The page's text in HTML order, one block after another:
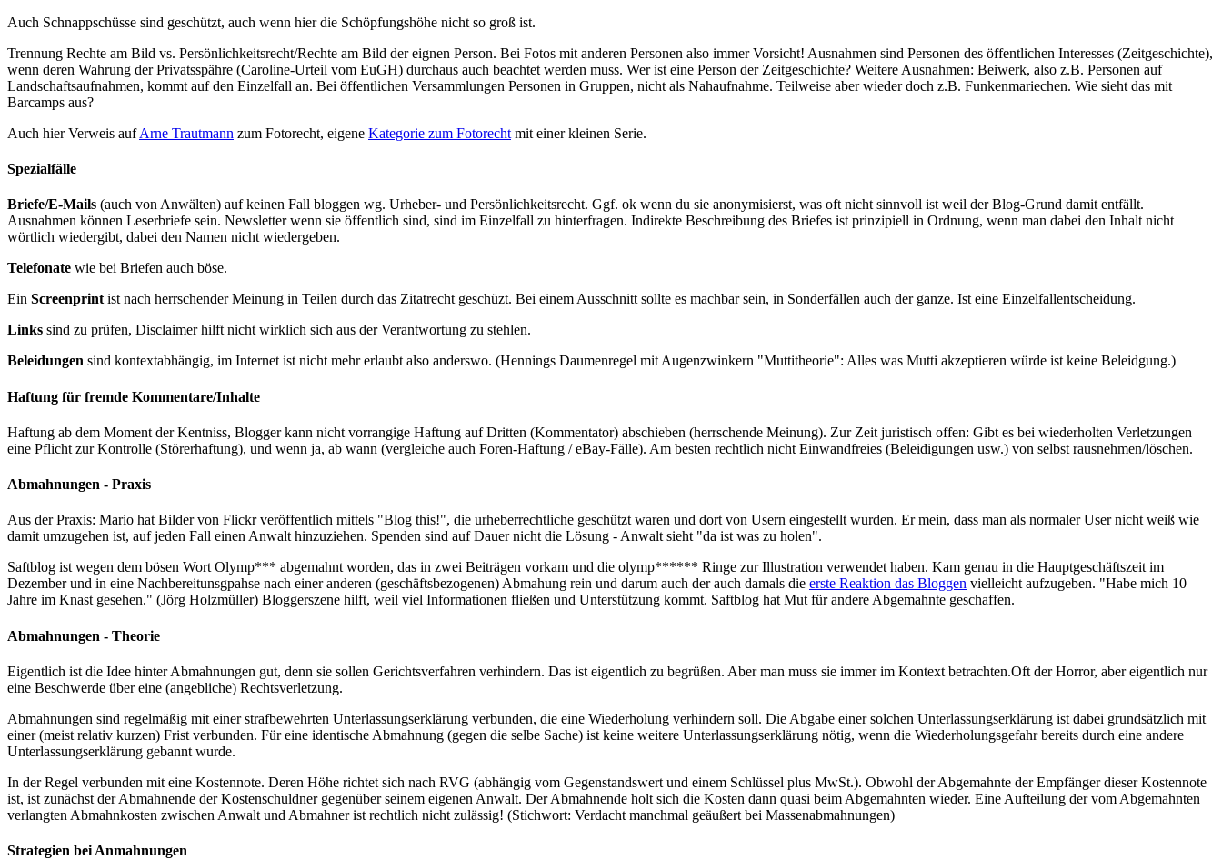
Auch Schnappschüsse sind geschützt, auch wenn hier die Schöpfungshöhe nicht so groß ist.
Trennung Rechte am Bild vs. Persönlichkeitsrecht/Rechte am Bild der eignen Person. Bei Fotos mit anderen Personen also immer Vorsicht! Ausnahmen sind Personen des öffentlichen Interesses (Zeitgeschichte),
wenn deren Wahrung der Privatsspähre (Caroline-Urteil vom EuGH) durchaus auch beachtet werden muss. Wer ist eine Person der Zeitgeschichte? Weitere Ausnahmen: Beiwerk, also z.B. Personen auf
Landschaftsaufnahmen, kommt auf den Einzelfall an. Bei öffentlichen Versammlungen Personen in Gruppen, nicht als Nahaufnahme. Teilweise aber wieder doch z.B. Funkenmariechen. Wie sieht das mit
Barcamps aus?
Auch hier Verweis aufArne Trautmann zum Fotorecht, eigene Kategorie zum Fotorecht mit einer kleinen Serie.
Spezialfälle
Briefe/E-Mails (auch von Anwälten) auf keinen Fall bloggen wg. Urheber- und Persönlichkeitsrecht. Ggf. ok wenn du sie anonymisierst, was oft nicht sinnvoll ist weil der Blog-Grund damit entfällt.
Ausnahmen können Leserbriefe sein. Newsletter wenn sie öffentlich sind, sind im Einzelfall zu hinterfragen. Indirekte Beschreibung des Briefes ist prinzipiell in Ordnung, wenn man dabei den Inhalt nicht
wörtlich wiedergibt, dabei den Namen nicht wiedergeben.
Telefonate wie bei Briefen auch böse.
Ein Screenprint ist nach herrschender Meinung in Teilen durch das Zitatrecht geschüzt. Bei einem Ausschnitt sollte es machbar sein, in Sonderfällen auch der ganze. Ist eine Einzelfallentscheidung.
Links sind zu prüfen, Disclaimer hilft nicht wirklich sich aus der Verantwortung zu stehlen.
Beleidungen sind kontextabhängig, im Internet ist nicht mehr erlaubt also anderswo. (Hennings Daumenregel mit Augenzwinkern "Muttitheorie": Alles was Mutti akzeptieren würde ist keine Beleidgung.)
Haftung für fremde Kommentare/Inhalte
Haftung ab dem Moment der Kentniss, Blogger kann nicht vorrangige Haftung auf Dritten (Kommentator) abschieben (herrschende Meinung). Zur Zeit juristisch offen: Gibt es bei wiederholten Verletzungen
eine Pflicht zur Kontrolle (Störerhaftung), und wenn ja, ab wann (vergleiche auch Foren-Haftung / eBay-Fälle). Am besten rechtlich nicht Einwandfreies (Beleidigungen usw.) von selbst rausnehmen/löschen.
Abmahnungen - Praxis
Aus der Praxis: Mario hat Bilder von Flickr veröffentlich mittels "Blog this!", die urheberrechtliche geschützt waren und dort von Usern eingestellt wurden. Er mein, dass man als normaler User nicht weiß wie
damit umzugehen ist, auf jeden Fall einen Anwalt hinzuziehen. Spenden sind auf Dauer nicht die Lösung - Anwalt sieht "da ist was zu holen".
Saftblog ist wegen dem bösen Wort Olymp*** abgemahnt worden, das in zwei Beiträgen vorkam und die olymp****** Ringe zur Illustration verwendet haben. Kam genau in die Hauptgeschäftszeit im
Dezember und in eine Nachbereitunsgpahse nach einer anderen (geschäftsbezogenen) Abmahung rein und darum auch der auch damals die erste Reaktion das Bloggen vielleicht aufzugeben. "Habe mich 10
Jahre im Knast gesehen." (Jörg Holzmüller) Bloggerszene hilft, weil viel Informationen fließen und Unterstützung kommt. Saftblog hat Mut für andere Abgemahnte geschaffen.
Abmahnungen - Theorie
Eigentlich ist die Idee hinter Abmahnungen gut, denn sie sollen Gerichtsverfahren verhindern. Das ist eigentlich zu begrüßen. Aber man muss sie immer im Kontext betrachten.Oft der Horror, aber eigentlich nur
eine Beschwerde über eine (angebliche) Rechtsverletzung.
Abmahnungen sind regelmäßig mit einer strafbewehrten Unterlassungserklärung verbunden, die eine Wiederholung verhindern soll. Die Abgabe einer solchen Unterlassungserklärung ist dabei grundsätzlich mit
einer (meist relativ kurzen) Frist verbunden. Für eine identische Abmahnung (gegen die selbe Sache) ist keine weitere Unterlassungserklärung nötig, wenn die Wiederholungsgefahr bereits durch eine andere
Unterlassungserklärung gebannt wurde.
In der Regel verbunden mit eine Kostennote. Deren Höhe richtet sich nach RVG (abhängig vom Gegenstandswert und einem Schlüssel plus MwSt.). Obwohl der Abgemahnte der Empfänger dieser Kostennote
ist, ist zunächst der Abmahnende der Kostenschuldner gegenüber seinem eigenen Anwalt. Der Abmahnende holt sich die Kosten dann quasi beim Abgemahnten wieder. Eine Aufteilung der vom Abgemahnten
verlangten Abmahnkosten zwischen Anwalt und Abmahner ist rechtlich nicht zulässig! (Stichwort: Verdacht manchmal geäußert bei Massenabmahnungen)
Strategien bei Anmahnungen